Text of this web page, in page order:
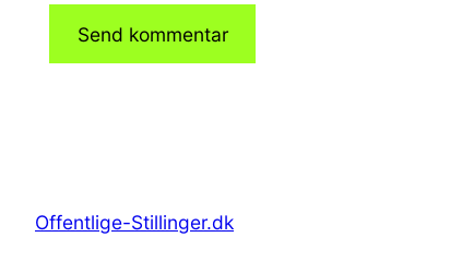
Offentlige-Stillinger.dk